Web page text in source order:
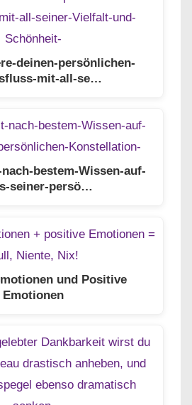
deinen-persönlichen-
mit-all-se…
bestem-Wissen-auf-
seiner-persö…
und Positive
Emotionen